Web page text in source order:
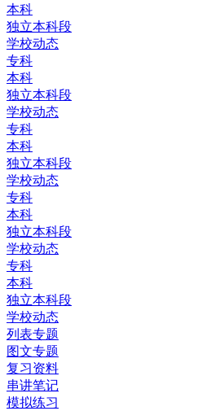
本科
独立本科段
学校动态
专科
本科
独立本科段
学校动态
专科
本科
独立本科段
学校动态
专科
本科
独立本科段
学校动态
专科
本科
独立本科段
学校动态
列表专题
图文专题
复习资料
串讲笔记
模拟练习